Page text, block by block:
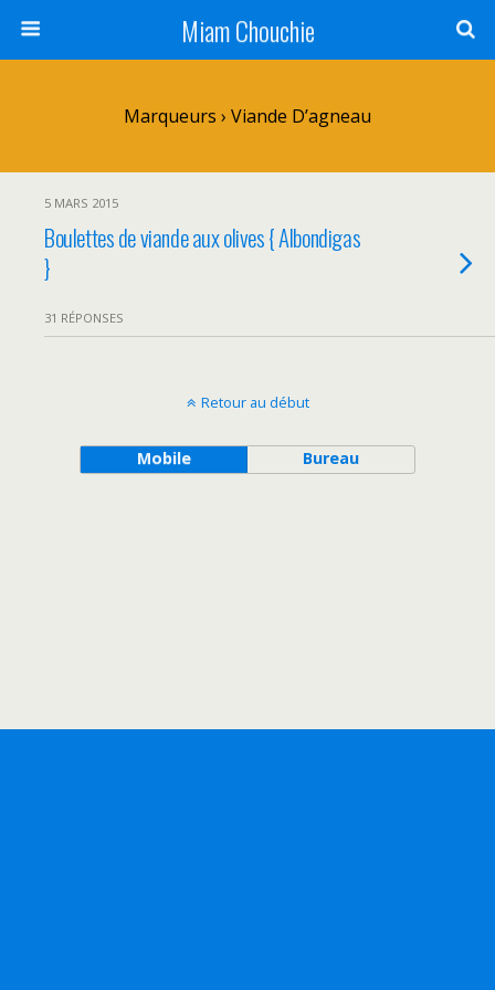
Miam Chouchie
Marqueurs › Viande D’agneau
5 MARS 2015
Boulettes de viande aux olives { Albondigas
}
31 RÉPONSES
Retour au début
Mobile Bureau